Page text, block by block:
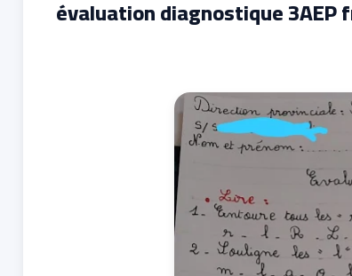
évaluation diagnostique 3AEP